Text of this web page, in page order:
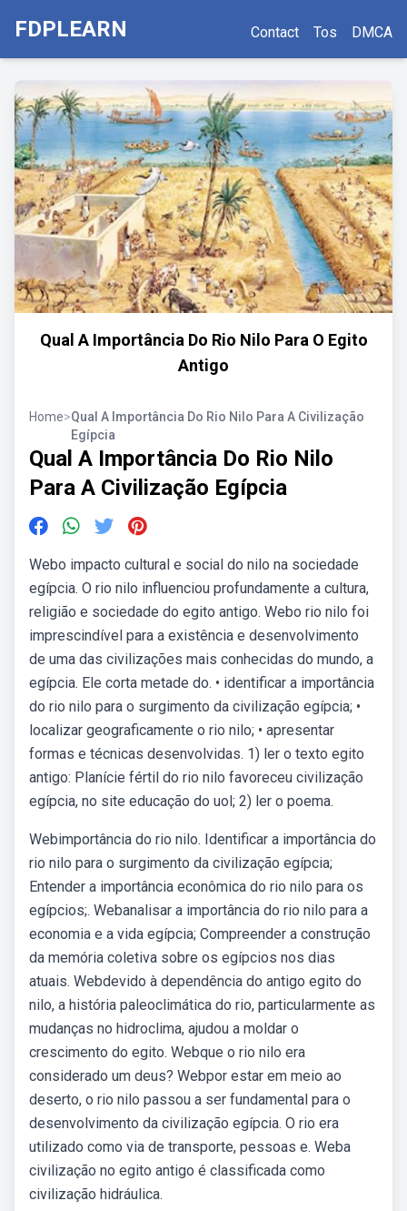
FDPLEARN Contact Tos DMCA
Qual A Importância Do Rio Nilo Para O Egito
Antigo
Home>Qual A Importância Do Rio Nilo Para A Civilização
Egípcia
Qual A Importância Do Rio Nilo
Para A Civilização Egípcia
Webo impacto cultural e social do nilo na sociedade
egípcia. O rio nilo influenciou profundamente a cultura,
religião e sociedade do egito antigo. Webo rio nilo foi
imprescindível para a existência e desenvolvimento
de uma das civilizações mais conhecidas do mundo, a
egípcia. Ele corta metade do. • identificar a importância
do rio nilo para o surgimento da civilização egípcia; •
localizar geograficamente o rio nilo; • apresentar
formas e técnicas desenvolvidas. 1) ler o texto egito
antigo: Planície fértil do rio nilo favoreceu civilização
egípcia, no site educação do uol; 2) ler o poema.
Webimportância do rio nilo. Identificar a importância do
rio nilo para o surgimento da civilização egípcia;
Entender a importância econômica do rio nilo para os
egípcios;. Webanalisar a importância do rio nilo para a
economia e a vida egípcia; Compreender a construção
da memória coletiva sobre os egípcios nos dias
atuais. Webdevido à dependência do antigo egito do
nilo, a história paleoclimática do rio, particularmente as
mudanças no hidroclima, ajudou a moldar o
crescimento do egito. Webque o rio nilo era
considerado um deus? Webpor estar em meio ao
deserto, o rio nilo passou a ser fundamental para o
desenvolvimento da civilização egípcia. O rio era
utilizado como via de transporte, pessoas e. Weba
civilização no egito antigo é classificada como
civilização hidráulica.